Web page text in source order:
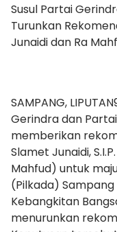
Susul Partai
Turunkan
Junaidi dan Ra
SAMPANG,
Gerindra dan
memberikan
Slamet Junaidi,
Mahfud) untuk
(Pilkada)
Kebangkitan
menurunkan